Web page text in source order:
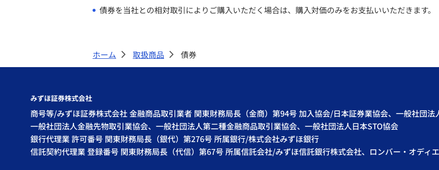
債券を当社との相対取引によりご購入いただく場合は、購入対価のみをお支払いいただきます。
ホーム 取扱商品 債券
みずほ証券株式会社
商号等/みずほ証券株式会社 金融商品取引業者 関東財務局長（金商）第94号 加入協会/日本証券業協会、一般社団法
一般社団法人金融先物取引業協会、一般社団法人第二種金融商品取引業協会、一般社団法人日本STO協会
銀行代理業 許可番号 関東財務局長（銀代）第276号 所属銀行/株式会社みずほ銀行
信託契約代理業 登録番号 関東財務局長（代信）第67号 所属信託会社/みずほ信託銀行株式会社、ロンバー・オディ